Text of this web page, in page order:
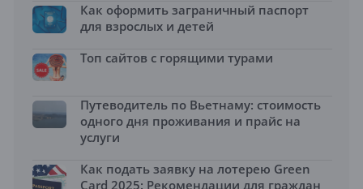
Как оформить заграничный паспорт
для взрослых и детей
Топ сайтов с горящими турами
Путеводитель по Вьетнаму: стоимость
одного дня проживания и прайс на
услуги
Как подать заявку на лотерею Green
Card 2025: Рекомендации для граждан